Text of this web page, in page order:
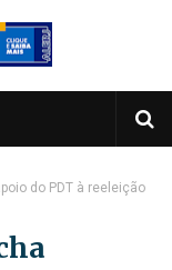
do PDT à reeleição